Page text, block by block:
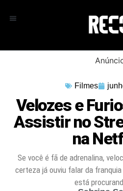
Filmes
Velozes e
Assistir no
na
Se você é fã de adrenalina,
certeza já ouviu falar da
está